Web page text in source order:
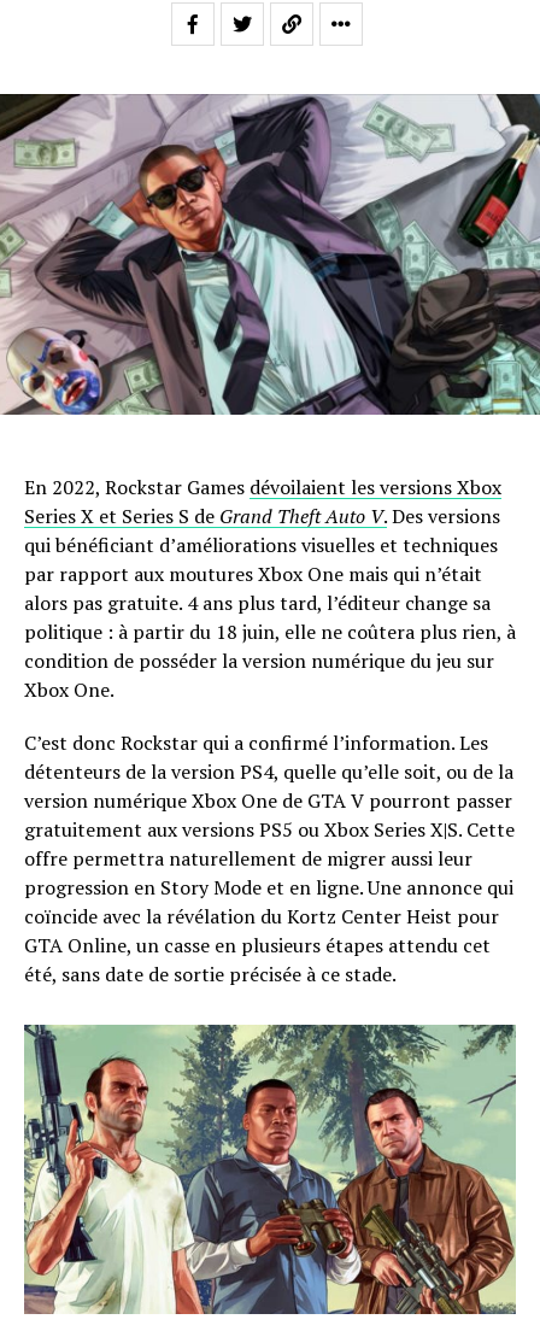
En 2022, Rockstar Games dévoilaient les versions Xbox
Series X et Series S de Grand Theft Auto V.Des versions
qui bénéficiant d’améliorations visuelles et techniques
par rapport aux moutures Xbox One mais qui n’était
alors pas gratuite. 4 ans plus tard, l’éditeur change sa
politique : à partir du 18 juin, elle ne coûtera plus rien, à
condition de posséder la version numérique du jeu sur
Xbox One.
C’est donc Rockstar qui a confirmé l’information. Les
détenteurs de la version PS4, quelle qu’elle soit, ou de la
version numérique Xbox One de GTA V pourront passer
gratuitement aux versions PS5 ou Xbox Series X|S. Cette
offre permettra naturellement de migrer aussi leur
progression en Story Mode et en ligne. Une annonce qui
coïncide avec la révélation du Kortz Center Heist pour
GTA Online, un casse en plusieurs étapes attendu cet
été, sans date de sortie précisée à ce stade.